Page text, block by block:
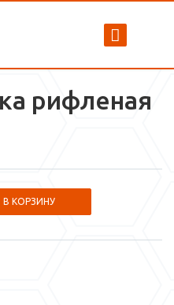
рифленая
В КОРЗИНУ